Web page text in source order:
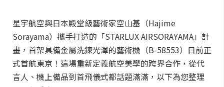
星宇航空與日本殿堂級藝術家空山基（Hajime
Sorayama）攜手打造的「STARLUX AIRSORAYAMA」計
畫，首架具備金屬洗鍊光澤的藝術機（B-58553）日前正
式首航東京！這場重新定義航空美學的跨界合作，從代
言人、機上備品到首飛儀式都話題滿滿，以下為您整理